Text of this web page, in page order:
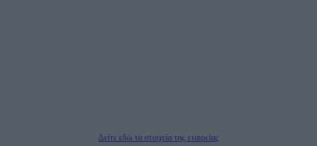
Δείτε εδώ τα στοιχεία της εταιρείας